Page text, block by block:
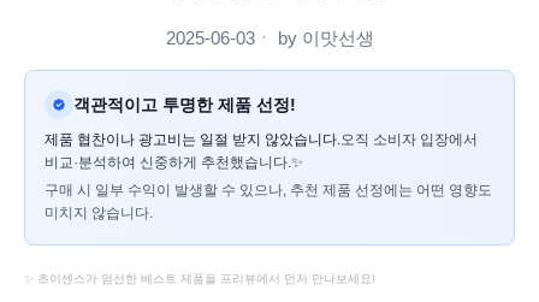
2025-06-03ㆍ by 이맛선생
객관적이고 투명한 제품 선정!
제품 협찬이나 광고비는 일절 받지 않았습니다.오직 소비자 입장에서
비교·분석하여 신중하게 추천했습니다.✨
구매 시 일부 수익이 발생할 수 있으나, 추천 제품 선정에는 어떤 영향도
미치지 않습니다.
✨ 초이센스가 엄선한 베스트 제품을 프리뷰에서 먼저 만나보세요!